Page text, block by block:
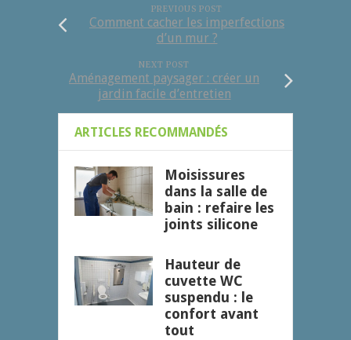
PREVIOUS POST
Comment cacher les imperfections
d’un mur ?
NEXT POST
Aménagement paysager : créer un
jardin facile d’entretien
ARTICLES RECOMMANDÉS
Moisissures
dans la salle de
bain : refaire les
joints silicone
Hauteur de
cuvette WC
suspendu : le
confort avant
tout